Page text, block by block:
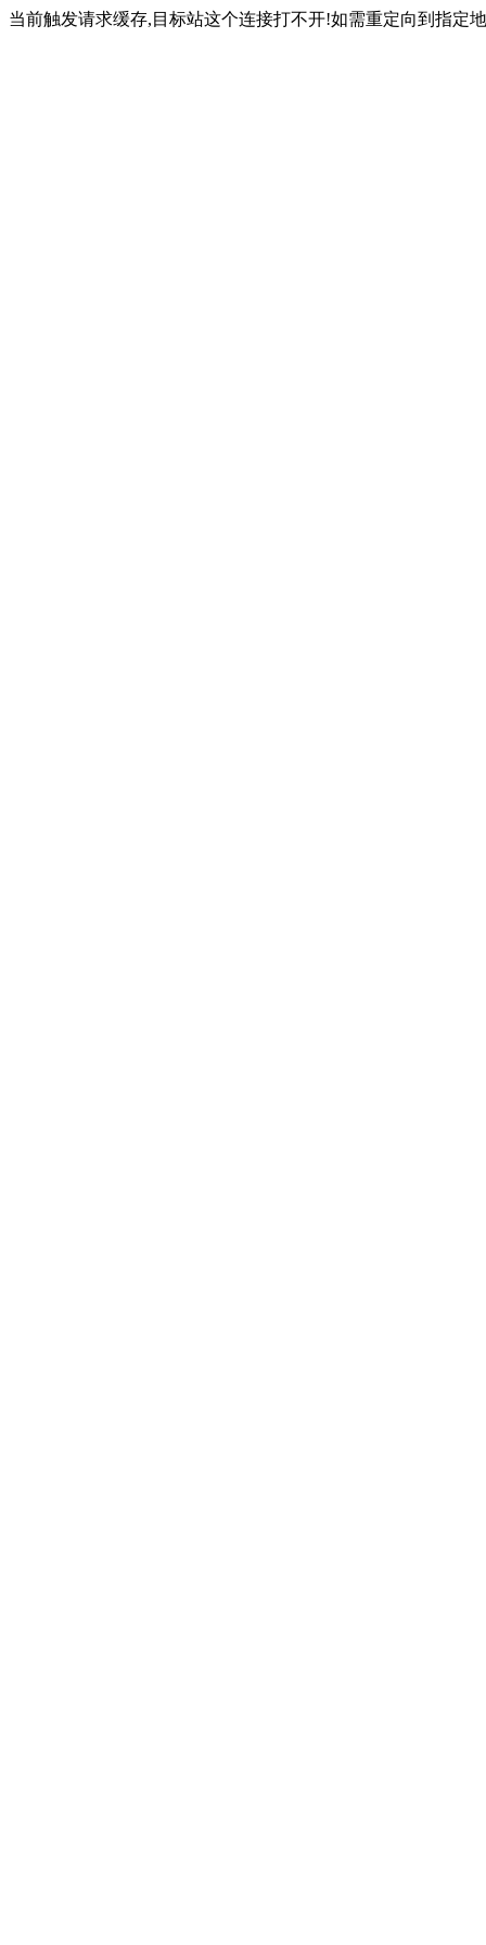
当前触发请求缓存,目标站这个连接打不开!如需重定向到指定